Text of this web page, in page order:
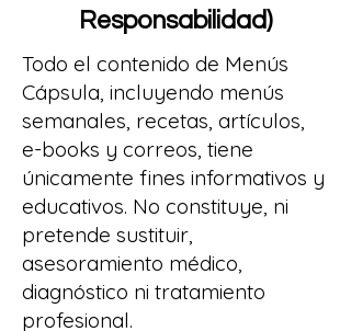
Responsabilidad)
Todo el contenido de Menús
Cápsula, incluyendo menús
semanales, recetas, artículos,
e-books y correos, tiene
únicamente fines informativos y
educativos. No constituye, ni
pretende sustituir,
asesoramiento médico,
diagnóstico ni tratamiento
profesional.